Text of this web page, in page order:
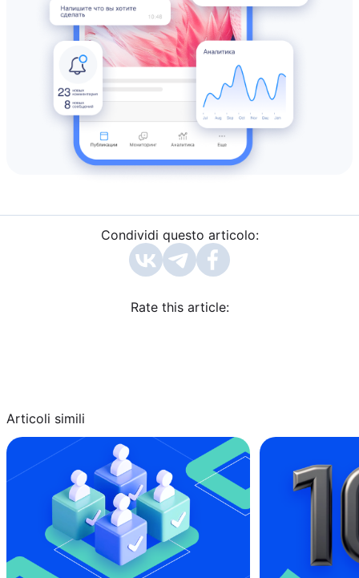
Condividi questo articolo:
Rate this article:
Articoli simili